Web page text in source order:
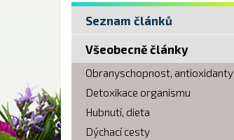
Seznam článků
Všeobecně články
Obranyschopnost, antioxidanty
Detoxikace organismu
Hubnutí, dieta
Dýchací cesty